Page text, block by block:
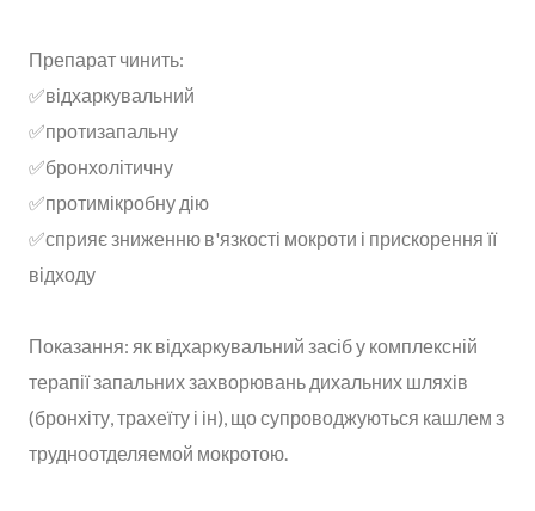
Препарат чинить:⠀
✅відхаркувальний⠀
✅протизапальну⠀
✅бронхолітичну⠀
✅протимікробну дію⠀
✅сприяє зниженню в'язкості мокроти і прискорення її
відходу⠀
Показання: як відхаркувальний засіб у комплексній
терапії запальних захворювань дихальних шляхів
(бронхіту, трахеїту і ін), що супроводжуються кашлем з
трудноотделяемой мокротою.⠀